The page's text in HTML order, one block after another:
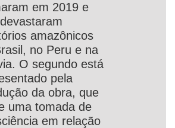
em 2019 e
amazônicos
no Peru e na
O segundo está
pela
da obra, que
uma tomada de
em relação